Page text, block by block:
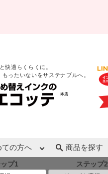
快適らくらくに。
もったいないをサステナブルへ。
本店
ての方へ 商品を探す
プ1 ステップ2